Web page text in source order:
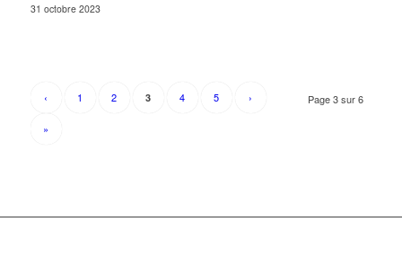
31 octobre 2023
Page 3 sur 6
‹ 1 2 3 4 5 ›
»